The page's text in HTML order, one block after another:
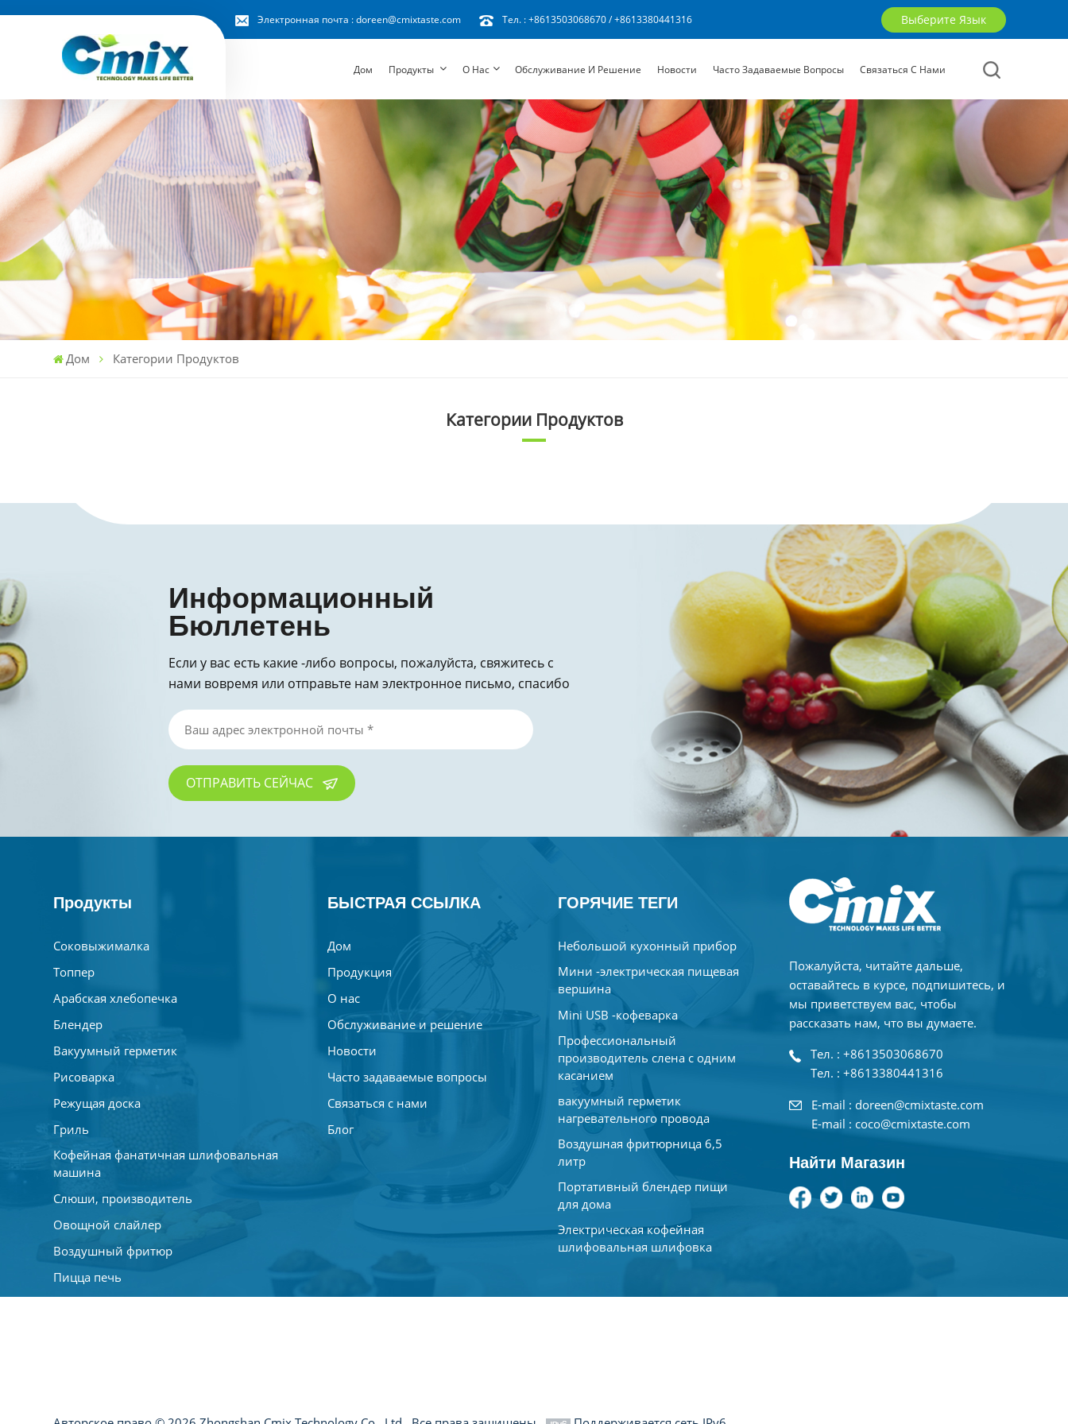
Электронная почта :doreen@cmixtaste.com Тел. :+8613503068670/+8613380441316 Выберите Язык
русский
Дом Продукты О Нас Обслуживание И Решение Новости Часто Задаваемые Вопросы Связаться С Нами
Дом Категории Продуктов
Категории Продуктов
Информационный
Бюллетень
Если у вас есть какие -либо вопросы, пожалуйста, свяжитесь с
нами вовремя или отправьте нам электронное письмо, спасибо
ОТПРАВИТЬ СЕЙЧАС
Продукты
Соковыжималка
Топпер
Арабская хлебопечка
Блендер
Вакуумный герметик
Рисоварка
Режущая доска
Гриль
Кофейная фанатичная шлифовальная
машина
Слюши, производитель
Овощной слайлер
Воздушный фритюр
Пицца печь
БЫСТРАЯ ССЫЛКА
Дом
Продукция
О нас
Обслуживание и решение
Новости
Часто задаваемые вопросы
Связаться с нами
Блог
ГОРЯЧИЕ ТЕГИ
Небольшой кухонный прибор
Мини -электрическая пищевая
вершина
Mini USB -кофеварка
Профессиональный
производитель слена с одним
касанием
вакуумный герметик
нагревательного провода
Воздушная фритюрница 6,5
литр
Портативный блендер пищи
для дома
Электрическая кофейная
шлифовальная шлифовка
Пожалуйста, читайте дальше,
оставайтесь в курсе, подпишитесь, и
мы приветствуем вас, чтобы
рассказать нам, что вы думаете.
Тел. : +8613503068670
Тел. : +8613380441316
E-mail : doreen@cmixtaste.com
E-mail : coco@cmixtaste.com
Найти Магазин